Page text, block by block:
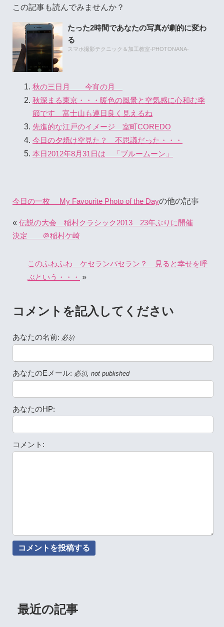
この記事も読んでみませんか？
たった2時間であなたの写真が劇的に変わ
る
スマホ撮影テクニック＆加工教室-PHOTONANA-
秋の三日月 今宵の月
秋深まる東京・・・暖色の風景と空気感に心和む季
節です 富士山も連日良く見えるね
先進的な江戸のイメージ 室町COREDO
今日の夕焼け空見た？ 不思議だった・・・
本日2012年8月31日は 「ブルームーン」
今日の一枚 My Favourite Photo of the Dayの他の記事
« 伝説の大会 稲村クラシック2013 23年ぶりに開催
決定 ＠稲村ケ崎
このふわふわ ケセランパセラン？ 見ると幸せを呼
ぶという・・・ »
コメントを記入してください
あなたの名前: 必須
あなたのEメール: 必須, not published
あなたのHP:
コメント:
最近の記事